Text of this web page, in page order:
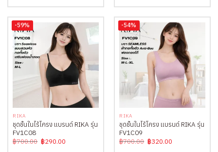
฿1,500.00.฿590.00. ฿700.00.฿340.00.
-59%
RIKA
ชุดชั้นในไร้โครง แบรนด์ RIKA รุ่น
FV1C08
฿700.00 Original
price
฿290.00
-54%
RIKA
ชุดชั้นในไร้โครง แบรนด์ RIKA รุ่น
FV1C09
฿700.00 Original
price
฿320.00